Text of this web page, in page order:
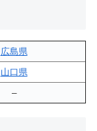
広島県
山口県
–